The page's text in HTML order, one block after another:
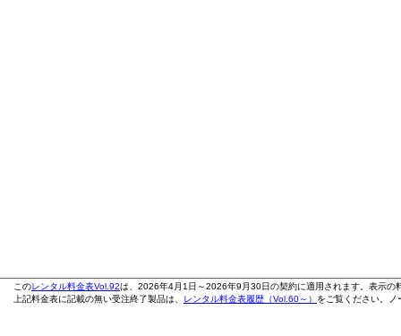
このレンタル料金表Vol.92は、2026年4月1日～2026年9月30日の契約に適用されます。表示
上記料金表に記載の無い受注終了製品は、 レンタル料金表履歴（Vol.60～） をご覧ください。ノ